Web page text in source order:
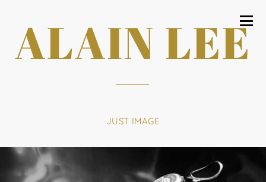
ALAIN LEE
JUST IMAGE